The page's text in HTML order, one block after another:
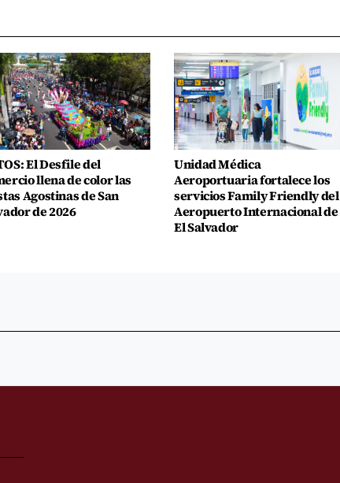
El Desfile del
llena de color las
Agostinas de San
de 2026
Unidad Médica
Aeroportuaria fortalece los
servicios Family Friendly del
Aeropuerto Internacional de
El Salvador